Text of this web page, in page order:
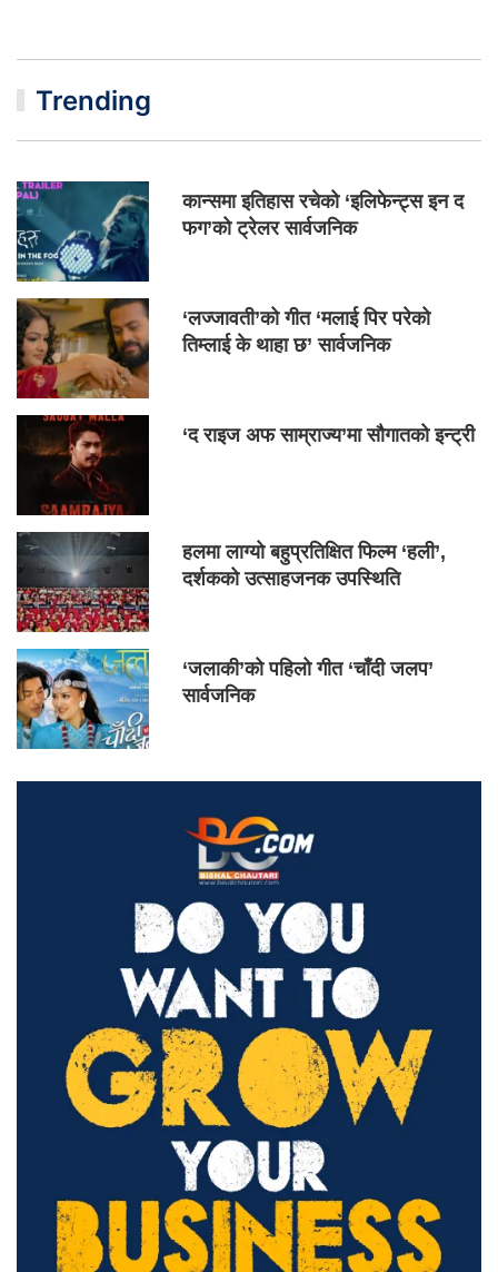
Trending
कान्समा इतिहास रचेको ‘इलिफेन्ट्स इन द
फग’को ट्रेलर सार्वजनिक
‘लज्जावती’को गीत ‘मलाई पिर परेको
तिम्लाई के थाहा छ’ सार्वजनिक
‘द राइज अफ साम्राज्य’मा सौगातको इन्ट्री
हलमा लाग्यो बहुप्रतिक्षित फिल्म ‘हली’,
दर्शकको उत्साहजनक उपस्थिति
‘जलाकी’को पहिलो गीत ‘चाँदी जलप’
सार्वजनिक